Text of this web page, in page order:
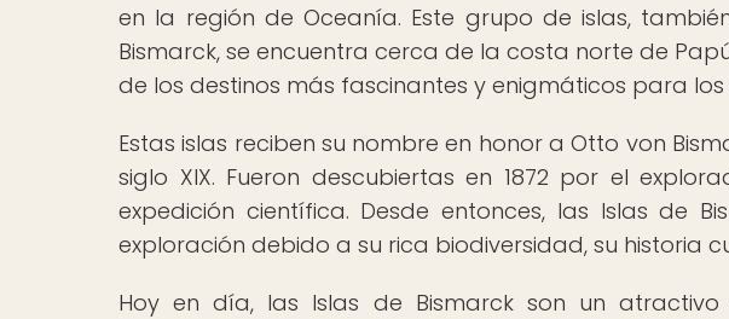
en la región de Oceanía. Este grupo de islas,
Bismarck, se encuentra cerca de la costa norte de
de los destinos más fascinantes y enigmáticos para
Estas islas reciben su nombre en honor a Otto von
siglo XIX. Fueron descubiertas en 1872 por el
expedición científica. Desde entonces, las Islas de
exploración debido a su rica biodiversidad, su historia
Hoy en día, las Islas de Bismarck son un